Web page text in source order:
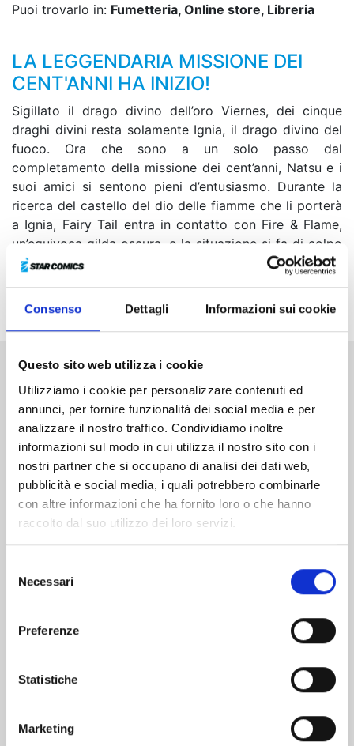
Consenso Dettagli Informazioni sui cookie
Questo sito web utilizza i cookie
Utilizziamo i cookie per personalizzare contenuti ed
annunci, per fornire funzionalità dei social media e per
analizzare il nostro traffico. Condividiamo inoltre
informazioni sul modo in cui utilizza il nostro sito con i
nostri partner che si occupano di analisi dei dati web,
pubblicità e social media, i quali potrebbero combinarle
con altre informazioni che ha fornito loro o che hanno
raccolto dal suo utilizzo dei loro servizi.
delNecessari
Preferenze
Statistiche
Marketing
Puoi trovarlo in: Fumetteria, Online store, Libreria
LA LEGGENDARIA MISSIONE DEI
CENT'ANNI HA INIZIO!
Sigillato il drago divino dell’oro Viernes, dei cinque
draghi divini resta solamente Ignia, il drago divino del
fuoco. Ora che sono a un solo passo dal
completamento della missione dei cent’anni, Natsu e i
suoi amici si sentono pieni d’entusiasmo. Durante la
ricerca del castello del dio delle fiamme che li porterà
a Ignia, Fairy Tail entra in contatto con Fire & Flame,
un’equivoca gilda oscura, e la situazione si fa di colpo
esplosiva! È ormai prossimo il momento fatale in cui si
fuoco Igneel.
Altri volumi della serie